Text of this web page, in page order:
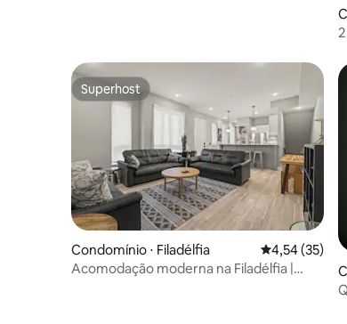
Superhost
Superhost
Condomínio ⋅ Filadélfia 4,54 de uma
4,54 (35)
Acomodação moderna na Filadélfia |